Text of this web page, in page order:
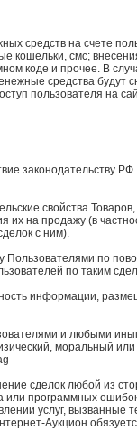
средств на счете
кошельки, смс;
коде и прочее. В
средства будут
пользователя на
законодательству РФ
свойства Товаров,
их на продажу (в
с ним).
Пользователями по
по таким
информации,
и любыми
моральный или
сделок любой из
или программных
услуг, вызванные
Аукцион